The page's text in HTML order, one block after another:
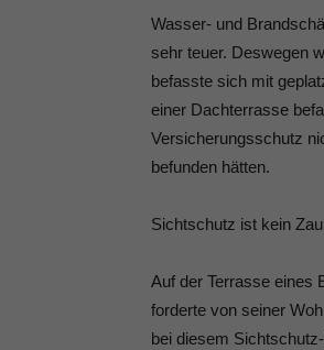
Wasser- und
sehr teuer. Deswegen
befasste sich mit
einer Dachterrasse
Versicherungsschutz
befunden hätten.
Sichtschutz ist kein
Auf der Terrasse eines
forderte von seiner
bei diesem